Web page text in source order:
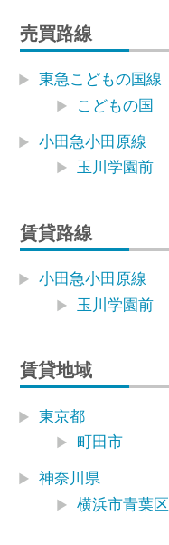
売買路線
東急こどもの国線
こどもの国
小田急小田原線
玉川学園前
賃貸路線
小田急小田原線
玉川学園前
賃貸地域
東京都
町田市
神奈川県
横浜市青葉区